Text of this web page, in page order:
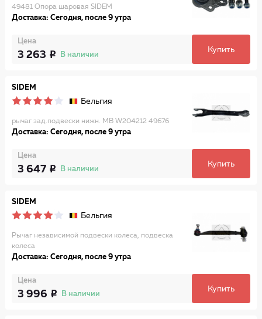
49481 Опора шаровая SIDEM
Доставка: Сегодня, после 9 утра
Цена
3 263 В наличии
Купить
SIDEM
Бельгия
рычаг зад.подвески нижн. MB W204212 49676
Доставка: Сегодня, после 9 утра
Цена
3 647 В наличии
Купить
SIDEM
Бельгия
Рычаг независимой подвески колеса, подвеска
колеса
Доставка: Сегодня, после 9 утра
Цена
3 996 В наличии
Купить